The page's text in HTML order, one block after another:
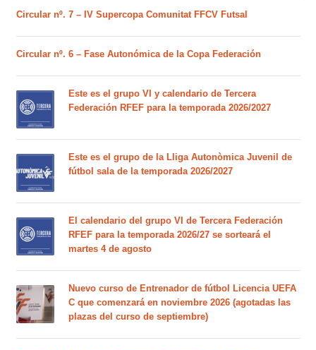
Circular nº. 7 – IV Supercopa Comunitat FFCV Futsal
Circular nº. 6 – Fase Autonómica de la Copa Federación
Este es el grupo VI y calendario de Tercera
Federación RFEF para la temporada 2026/2027
Este es el grupo de la Lliga Autonòmica Juvenil de
fútbol sala de la temporada 2026/2027
El calendario del grupo VI de Tercera Federación
RFEF para la temporada 2026/27 se sorteará el
martes 4 de agosto
Nuevo curso de Entrenador de fútbol Licencia UEFA
C que comenzará en noviembre 2026 (agotadas las
plazas del curso de septiembre)